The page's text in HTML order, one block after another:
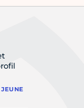
JEUNE